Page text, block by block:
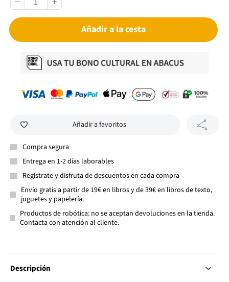
Añadir a la cesta
Añadir a favoritos
Compra segura
Entrega en 1-2 días laborables
Regístrate y disfruta de descuentos en cada compra
Envío gratis a partir de 19€ en libros y de 39€ en libros de texto,
juguetes y papelería.
Productos de robótica: no se aceptan devoluciones en la tienda.
Contacta con atención al cliente.
Descripción